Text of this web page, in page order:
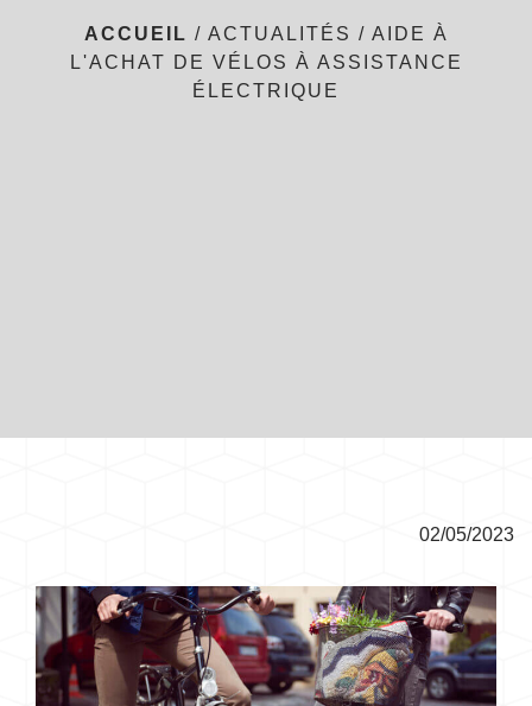
ACCUEIL / ACTUALITÉS / AIDE À
L'ACHAT DE VÉLOS À ASSISTANCE
ÉLECTRIQUE
02/05/2023